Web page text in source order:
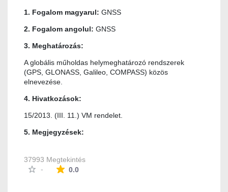
1. Fogalom magyarul: GNSS
2. Fogalom angolul: GNSS
3. Meghatározás:
A globális műholdas helymeghatározó rendszerek
(GPS, GLONASS, Galileo, COMPASS) közös
elnevezése.
4. Hivatkozások:
15/2013. (III. 11.) VM rendelet.
5. Megjegyzések:
37993 Megtekintés
-
0.0Az átlagos minősítés 0 csillag a lehetséges 5-